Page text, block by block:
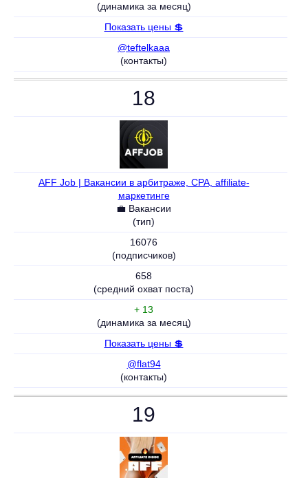
(динамика за месяц)
Показать цены 💲
@teftelkaaa
(контакты)
18
AFF Job | Вакансии в арбитраже, CPA, affiliate-
маркетинге
💼 Вакансии
(тип)
16076
(подписчиков)
658
(средний охват поста)
+ 13
(динамика за месяц)
Показать цены 💲
@flat94
(контакты)
19